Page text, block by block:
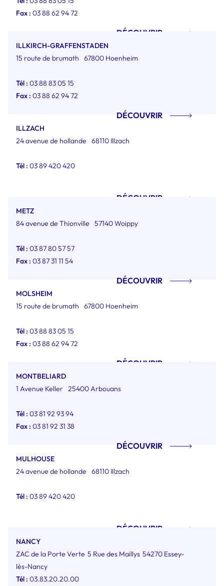
Fax : 03 88 62 94 72
DÉCOUVRIR
ILLKIRCH-GRAFFENSTADEN
15 route de brumath
67800 Hoenheim
Tél : 03 88 83 05 15
Fax : 03 88 62 94 72
DÉCOUVRIR
ILLZACH
24 avenue de hollande
68110 Illzach
Tél : 03 89 420 420
DÉCOUVRIR
METZ
84 avenue de Thionville
57140 Woippy
Tél : 03 87 80 57 57
Fax : 03 87 31 11 54
DÉCOUVRIR
MOLSHEIM
15 route de brumath
67800 Hoenheim
Tél : 03 88 83 05 15
Fax : 03 88 62 94 72
DÉCOUVRIR
MONTBELIARD
1 Avenue Keller 25400 Arbouans
Tél : 03 81 92 93 94
Fax : 03 81 92 31 38
DÉCOUVRIR
MULHOUSE
24 avenue de hollande
68110 Illzach
Tél : 03 89 420 420
DÉCOUVRIR
NANCY
ZAC de la Porte Verte 5 Rue des Maillys 54270 Essey-
lès-Nancy
Tél : 03.83.20.20.00